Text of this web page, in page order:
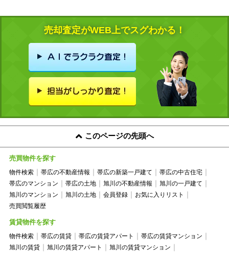
売却査定がWEB上でスグわかる！
このページの先頭へ
売買物件を探す
物件検索 帯広の不動産情報 帯広の新築一戸建て
帯広の中古住宅
帯広のマンション
帯広の土地 旭川の不動産情報
旭川の一戸建て
旭川のマンション
旭川の土地 会員登録
お気に入りリスト
売買閲覧履歴
賃貸物件を探す
物件検索 帯広の賃貸 帯広の賃貸アパート
帯広の賃貸マンション
旭川の賃貸
旭川の賃貸アパート
旭川の賃貸マンション